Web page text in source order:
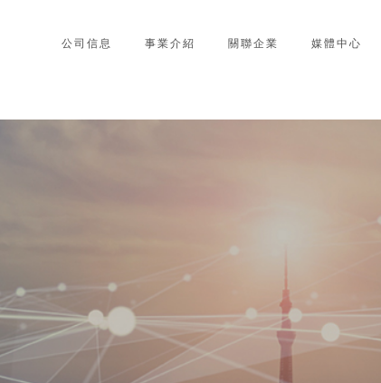
公司信息 事業介紹 關聯企業 媒體中心